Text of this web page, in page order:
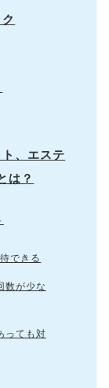
、エステ
は？
できる
数が少な
っても対